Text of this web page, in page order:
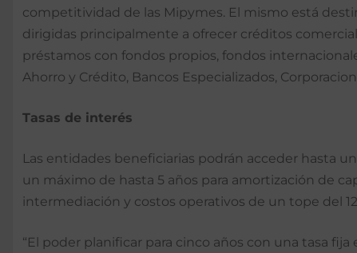
competitividad de las Mipymes. El mismo está
dirigidas principalmente a ofrecer créditos
préstamos con fondos propios, fondos
Ahorro y Crédito, Bancos Especializados,
Tasas de interés
Las entidades beneficiarias podrán acceder hasta
un máximo de hasta 5 años para amortización de
intermediación y costos operativos de un tope del
“El poder planificar para cinco años con una tasa